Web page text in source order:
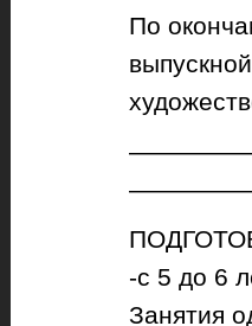
По
-с 5 до 6
Занятия